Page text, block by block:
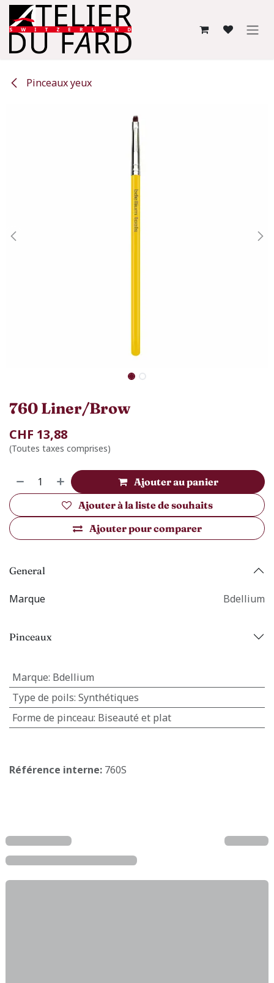
Se rendre au contenu
Pinceaux yeux
760 Liner/Brow
CHF 13,88
(Toutes taxes comprises)
Ajouter au panier
Ajouter pour comparer
Ajouter à la liste de souhaits
General
Marque Bdellium
Pinceaux
Marque: Bdellium
Type de poils: Synthétiques
Forme de pinceau: Biseauté et plat
Référence interne: 760S